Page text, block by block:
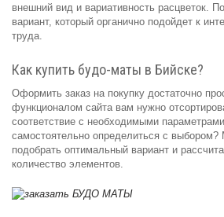
внешний вид и вариативность расцветок.
вариант, который органично подойдет к
труда.
Как купить будо-маты в Бийске?
Оформить заказ на покупку достаточно
функционалом сайта вам нужно
соответствие с необходимыми
самостоятельно определиться с
подобрать оптимальный вариант и
количество элементов.